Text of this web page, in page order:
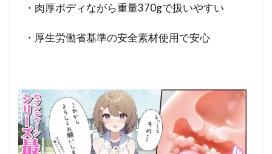
・肉厚ボディながら重量370gで扱いやすい
・厚生労働省基準の安全素材使用で安心